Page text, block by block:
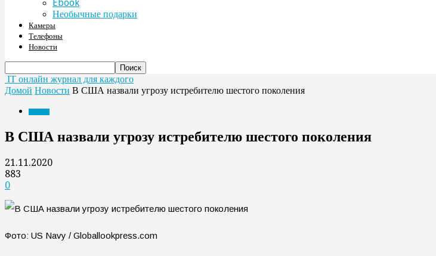
Ebook
Необычные подарки
Камеры
Телефоны
Новости
IT онлайн журнал для каждого
Домой Новости В США назвали угрозу истребителю шестого поколения
В США назвали угрозу истребителю шестого поколения
21.11.2020
883
0
Фото: US Navy / Globallookpress.com